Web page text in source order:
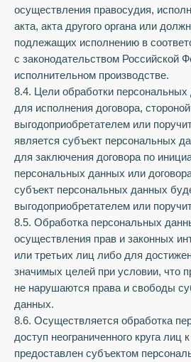
осуществления правосудия,
акта, акта другого органа или
подлежащих исполнению в
с законодательством Российской
исполнительном производстве.
8.4. Цели обработки
для исполнения договора,
выгодоприобретателем или
является субъект персональных
для заключения договора по
персональных данных или
субъект персональных данных
выгодоприобретателем или
8.5. Обработка персональных
осуществления прав и законных
или третьих лиц либо для
значимых целей при условии, что
не нарушаются права и свободы
данных.
8.6. Осуществляется обработка
доступ неограниченного круга лиц
предоставлен субъектом